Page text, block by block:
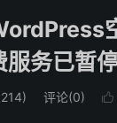
务已暂停
评论(0) 